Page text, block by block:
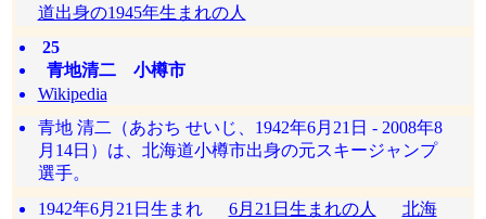
道出身の1945年生まれの人
25
青地清二 小樽市
Wikipedia
青地 清二（あおち せいじ、1942年6月21日 - 2008年8
月14日）は、北海道小樽市出身の元スキージャンプ
選手。
1942年6月21日生まれ 6月21日生まれの人
北海